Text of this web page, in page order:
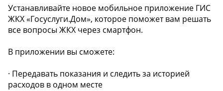
Устанавливайте новое мобильное приложение ГИС
ЖКХ «Госуслуги.Дом», которое поможет вам решать
все вопросы ЖКХ через смартфон.
В приложении вы сможете:
· Передавать показания и следить за историей
расходов в одном месте